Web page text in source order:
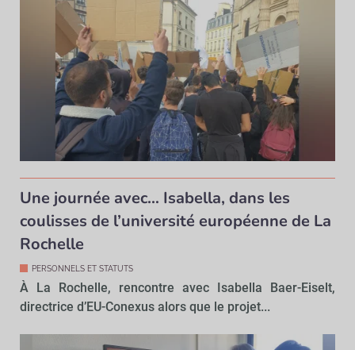
Une journée avec… Isabella, dans les
coulisses de l’université européenne de La
Rochelle
PERSONNELS ET STATUTS
À La Rochelle, rencontre avec Isabella Baer-Eiselt,
directrice d’EU-Conexus alors que le projet...